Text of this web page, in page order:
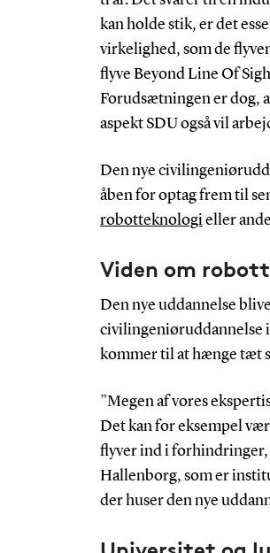
kan holde stik, er det
virkelighed, som de
flyve Beyond Line Of
Forudsætningen er dog,
aspekt SDU også vil
Den nye
åben for optag frem til
robotteknologi eller
Viden om
Den nye uddannelse
civilingeniøruddannelse
kommer til at hænge tæt
”Megen af vores
Det kan for eksempel
flyver ind i forhindringer,
Hallenborg, som er
der huser den nye